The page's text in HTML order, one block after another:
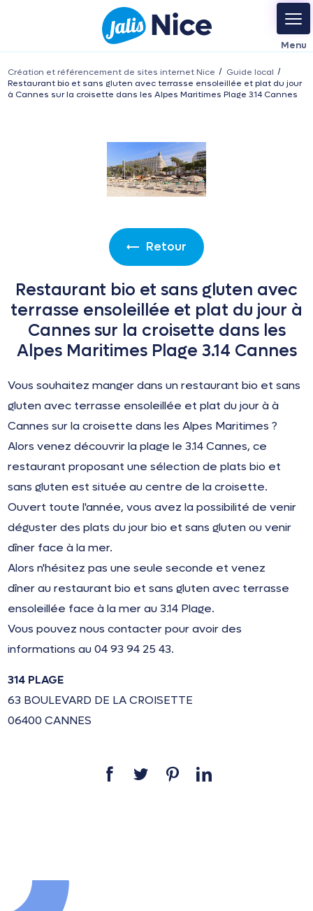
Création et référencement de sites internet Nice
Guide local
Restaurant bio et sans gluten avec terrasse ensoleillée et plat du jour
à Cannes sur la croisette dans les Alpes Maritimes Plage 3.14 Cannes
Retour
Restaurant bio et sans gluten avec
terrasse ensoleillée et plat du jour à
Cannes sur la croisette dans les
Alpes Maritimes Plage 3.14 Cannes
Vous souhaitez manger dans un restaurant bio et sans
gluten avec terrasse ensoleillée et plat du jour à à
Cannes sur la croisette dans les Alpes Maritimes ?
Alors venez découvrir la plage le 3.14 Cannes, ce
restaurant proposant une sélection de plats bio et
sans gluten est située au centre de la croisette.
Ouvert toute l'année, vous avez la possibilité de venir
déguster des plats du jour bio et sans gluten ou venir
dîner face à la mer.
Alors n'hésitez pas une seule seconde et venez
dîner au restaurant bio et sans gluten avec terrasse
ensoleillée face à la mer au 3.14 Plage.
Vous pouvez nous contacter pour avoir des
informations au 04 93 94 25 43.
314 PLAGE
63 BOULEVARD DE LA CROISETTE
06400 CANNES